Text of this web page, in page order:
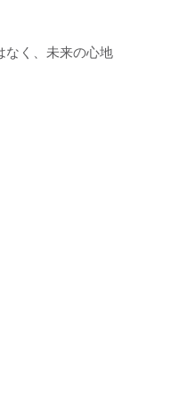
なく、未来の心地